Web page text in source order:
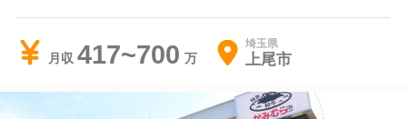
月収 417~700 埼玉県
上尾市